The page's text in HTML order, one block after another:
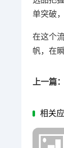
单突破
在这个
帆，在
上一篇
相关